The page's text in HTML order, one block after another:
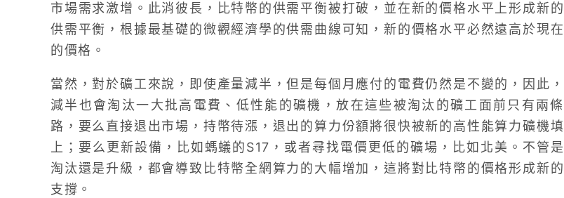
市場需求激增。此消彼長，比特幣的供需平衡被打破，並在新的價格水平上形成新的
供需平衡，根據最基礎的微觀經濟學的供需曲線可知，新的價格水平必然遠高於現在
的價格。
當然，對於礦工來說，即使產量減半，但是每個月應付的電費仍然是不變的，因此，
減半也會淘汰一大批高電費、低性能的礦機，放在這些被淘汰的礦工面前只有兩條
路，要么直接退出市場，持幣待漲，退出的算力份額將很快被新的高性能算力礦機填
上；要么更新設備，比如螞蟻的S17，或者尋找電價更低的礦場，比如北美。不管是
淘汰還是升級，都會導致比特幣全網算力的大幅增加，這將對比特幣的價格形成新的
支撐。